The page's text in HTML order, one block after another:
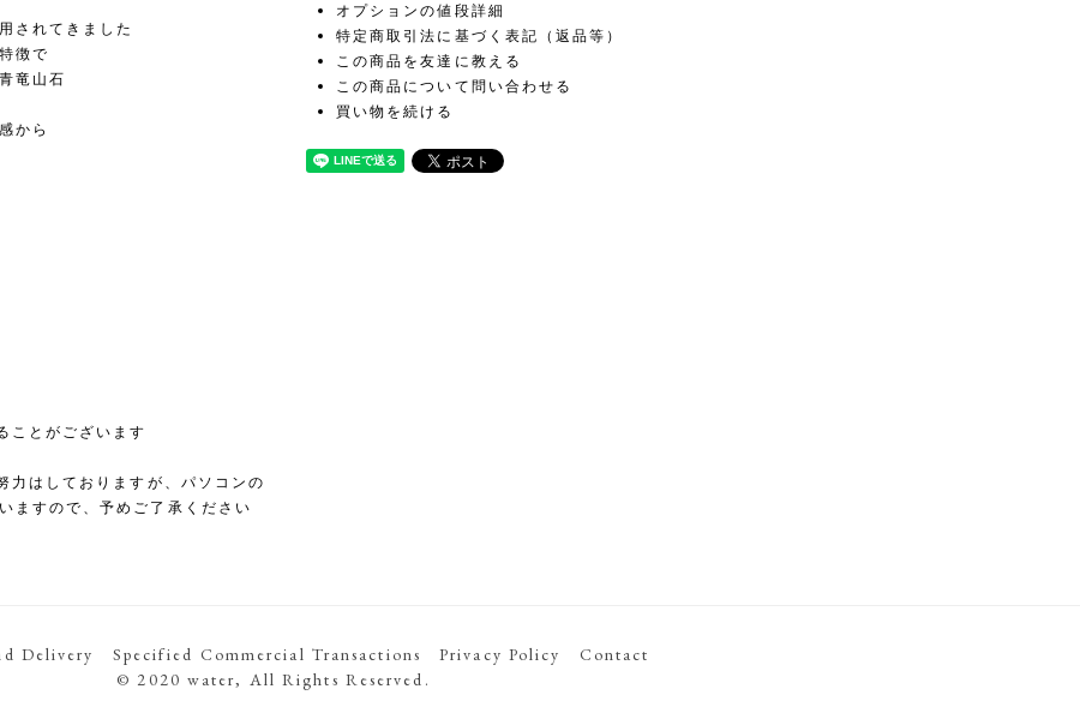
されてきました
徴で
竜山石
から
ことがございます
はしておりますが、パソコンの
ますので、予めご了承ください
オプションの値段詳細
特定商取引法に基づく表記（返品等）
この商品を友達に教える
この商品について問い合わせる
買い物を続ける
Delivery Specified Commercial Transactions Privacy Policy
Contact
© 2020 water, All Rights Reserved.